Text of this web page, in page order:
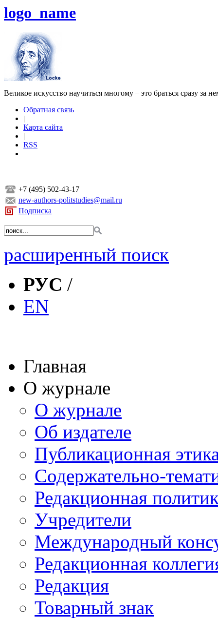
logo_name
Великое искусство научиться многому – это браться сразу за
Обратная связь
|
Карта сайта
|
RSS
+7 (495) 502-43-17
new-authors-politstudies@mail.ru
Подписка
расширенный поиск
РУС /
EN
Главная
О журнале
О журнале
Об издателе
Публикационная
Содержательно-
Редакционная
Учредители
Международный
Редакционная
Редакция
Товарный знак